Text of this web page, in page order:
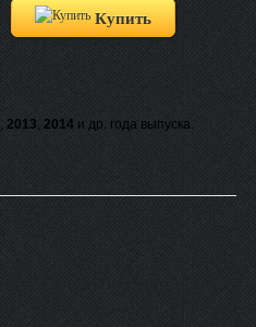
Купить
, 2013, 2014и др. года выпуска.